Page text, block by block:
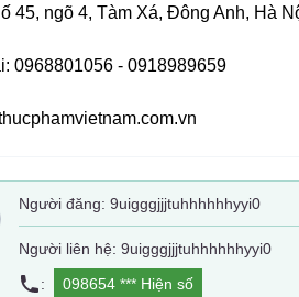
45, ngõ 4, Tàm Xá, Đông Anh, Hà
0968801056 - 0918989659
Người đăng: 9uigggjjjtuhhhhhhyyi0
Người liên hệ: 9uigggjjjtuhhhhhhyyi0
:
098654 *** Hiện số